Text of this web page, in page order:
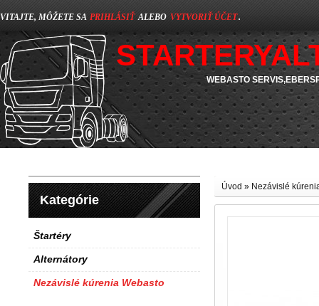
VITAJTE, MÔŽETE SA PRIHLÁSIŤ ALEBO VYTVORIŤ ÚČET.
WEBASTO
Kategórie
Štartéry
Alternátory
Nezávislé kúrenia Webasto
Úvod » Nezávislé